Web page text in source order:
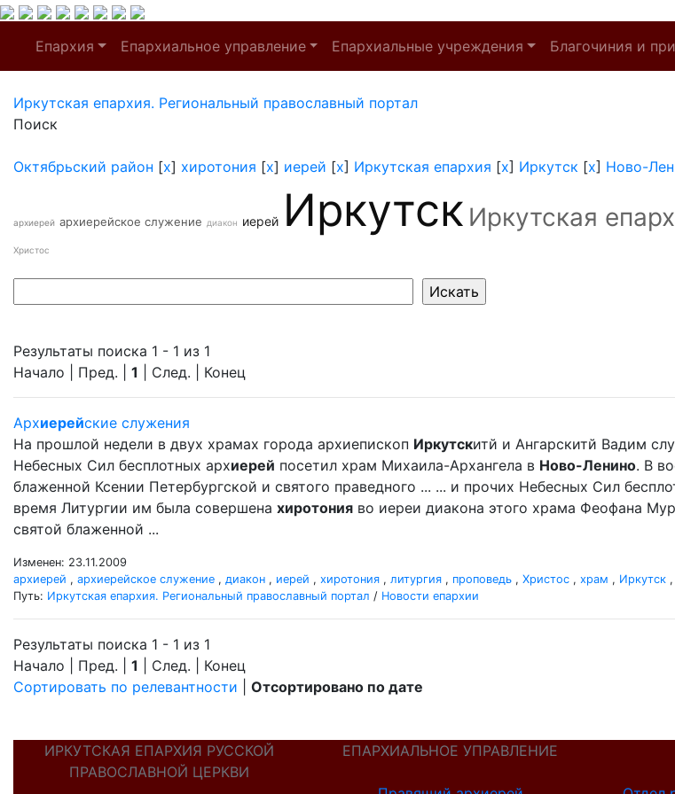
Епархия Епархиальное управление Епархиальные учреждения Благочиния и
Иркутская епархия. Региональный православный портал
Поиск
Октябрьский район [x] хиротония [x] иерей [x] Иркутская епархия [x] Иркутск [x] Ново-
архиерей архиерейское служение диакон иерей Иркутск Иркутская
Христос
Результаты поиска 1 - 1 из 1
Начало | Пред. | 1 | След. | Конец
Архиерейские служения
На прошлой недели в двух храмах города архиепископ Иркутскитй и Ангарскитй Вадим
Небесных Сил бесплотных архиерей посетил храм Михаила-Архангела в Ново-Ленино. В
блаженной Ксении Петербургской и святого праведного ... ... и прочих Небесных Сил
время Литургии им была совершена хиротония во иереи диакона этого храма Феофана
святой блаженной ...
Изменен: 23.11.2009
архиерей , архиерейское служение , диакон , иерей , хиротония , литургия , проповедь , Христос , храм , Иркутск ,
Путь: Иркутская епархия. Региональный православный портал / Новости епархии
Результаты поиска 1 - 1 из 1
Начало | Пред. | 1 | След. | Конец
Сортировать по релевантности
Отсортировано по дате
ИРКУТСКАЯ ЕПАРХИЯ РУССКОЙ
ПРАВОСЛАВНОЙ ЦЕРКВИ
ЕПАРХИАЛЬНОЕ УПРАВЛЕНИЕ